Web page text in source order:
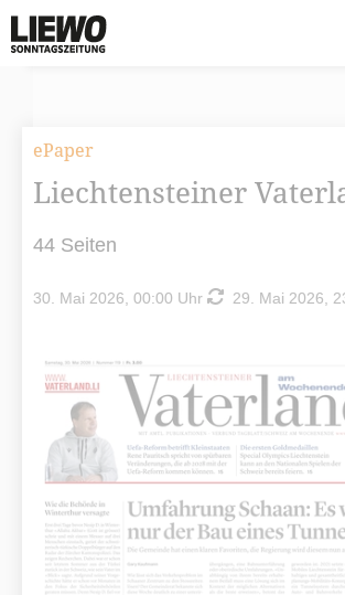
ePaper
Liechtensteiner
44 Seiten
30. Mai 2026, 00:00 Uhr 29. Mai 2026,